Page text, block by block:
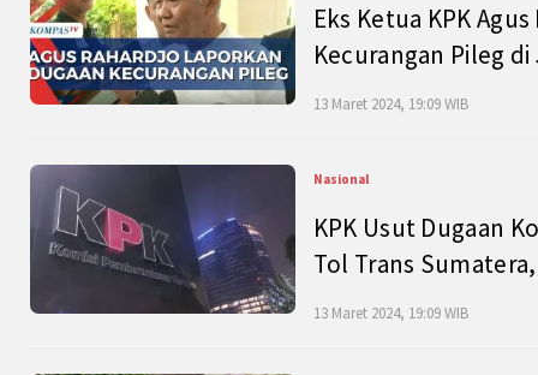
Eks Ketua KPK
Kecurangan Pileg
13 Maret 2024, 19:09 WIB
Nasional
KPK Usut Dugaan
Tol Trans
13 Maret 2024, 19:09 WIB